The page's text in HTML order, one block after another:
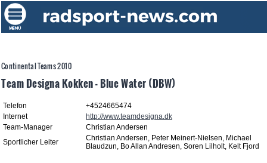
Continental Teams 2010
Team Designa Kokken - Blue Water (DBW)
Telefon
+4524665474
Internet
http://www.teamdesigna.dk
Team-Manager
Christian Andersen
Sportlicher Leiter
Christian Andersen, Peter Meinert-Nielsen, Michael
Blaudzun, Bo Allan Andresen, Soren Lilholt, Kelt Fjord